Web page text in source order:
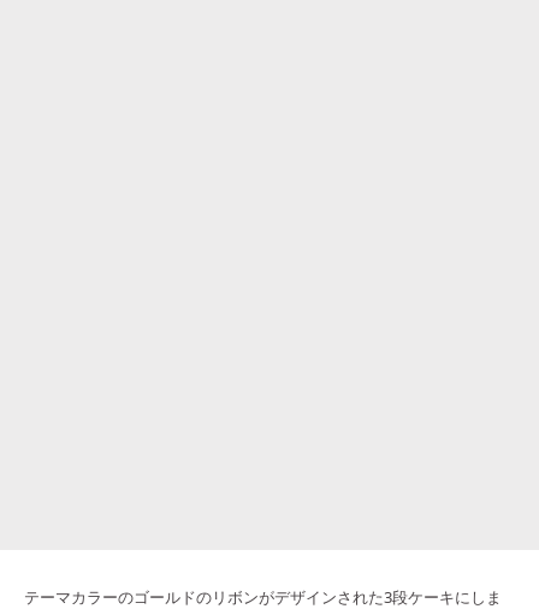
テーマカラーのゴールドのリボンがデザインされた3段ケーキにしま